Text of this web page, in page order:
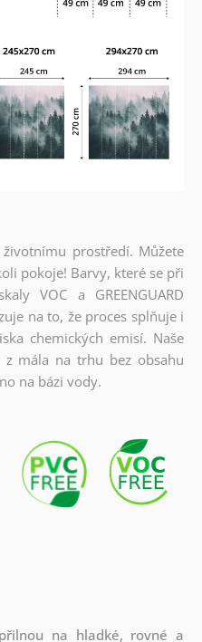
prostředí. Můžete
pokoje! Barvy, které se při
VOC a GREENGUARD
na to, že proces splňuje i
chemických emisí. Naše
mála na trhu bez obsahu
na bázi vody.
na hladké, rovné a